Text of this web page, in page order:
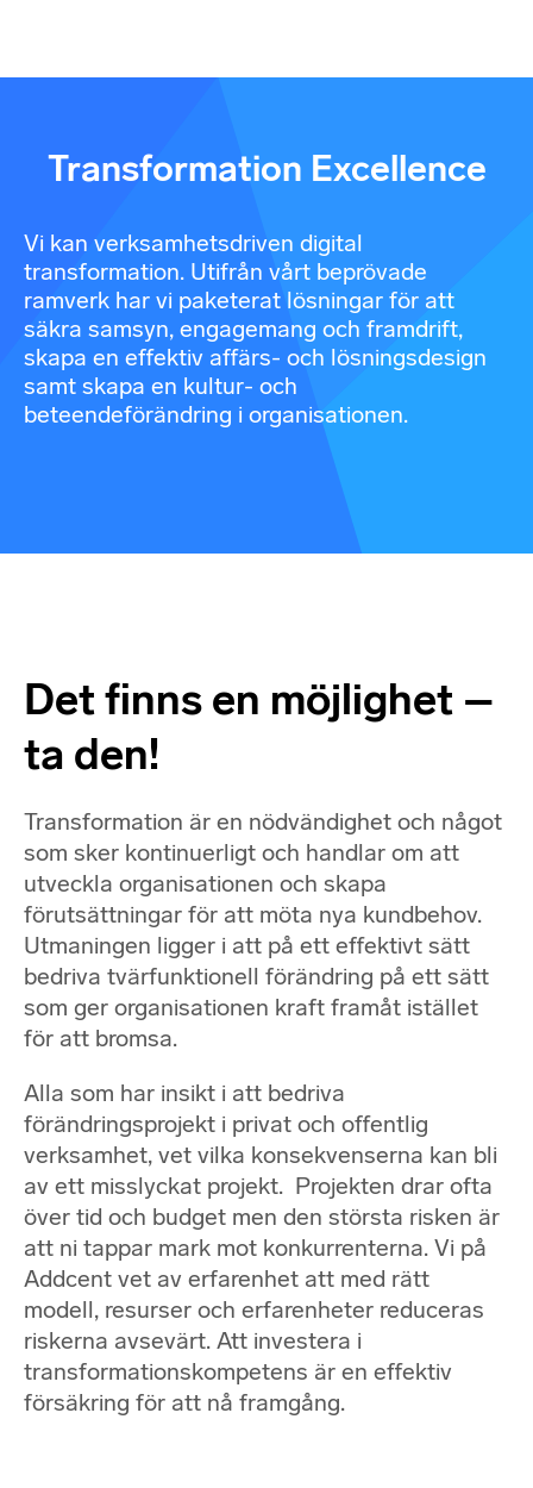
Transformation Excellence
Vi kan verksamhetsdriven digital
transformation. Utifrån vårt beprövade
ramverk har vi paketerat lösningar för att
säkra samsyn, engagemang och framdrift,
skapa en effektiv affärs- och lösningsdesign
samt skapa en kultur- och
beteendeförändring i organisationen.
Det finns en möjlighet –
ta den!
Transformation är en nödvändighet och något
som sker kontinuerligt och handlar om att
utveckla organisationen och skapa
förutsättningar för att möta nya kundbehov.
Utmaningen ligger i att på ett effektivt sätt
bedriva tvärfunktionell förändring på ett sätt
som ger organisationen kraft framåt istället
för att bromsa.
Alla som har insikt i att bedriva
förändringsprojekt i privat och offentlig
verksamhet, vet vilka konsekvenserna kan bli
av ett misslyckat projekt. Projekten drar ofta
över tid och budget men den största risken är
att ni tappar mark mot konkurrenterna. Vi på
Addcent vet av erfarenhet att med rätt
modell, resurser och erfarenheter reduceras
riskerna avsevärt. Att investera i
transformationskompetens är en effektiv
försäkring för att nå framgång.